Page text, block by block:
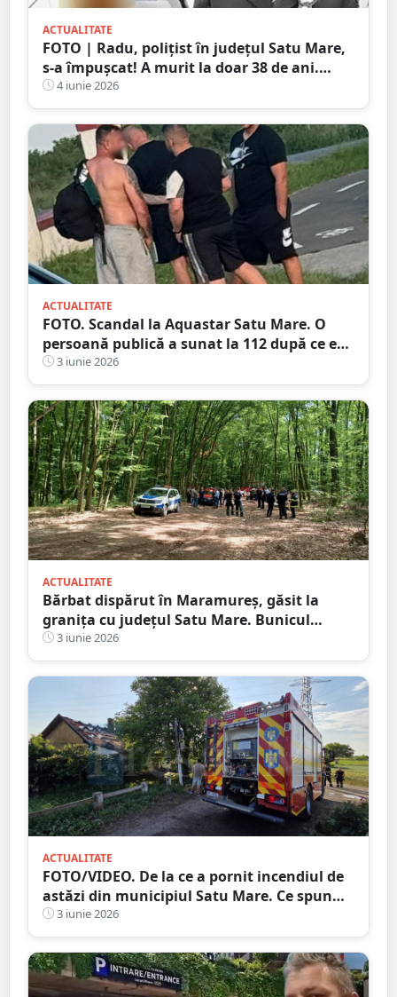
ACTUALITATE
FOTO | Radu, polițist în județul Satu Mare,
s-a împușcat! A murit la doar 38 de ani.
Avea doi copii
4 iunie 2026
ACTUALITATE
FOTO. Scandal la Aquastar Satu Mare. O
persoană publică a sunat la 112 după ce era
să fie bătut de patru indivizi
3 iunie 2026
ACTUALITATE
Bărbat dispărut în Maramureș, găsit la
granița cu județul Satu Mare. Bunicul
plecase la căutat de ciuperci
3 iunie 2026
ACTUALITATE
FOTO/VIDEO. De la ce a pornit incendiul de
astăzi din municipiul Satu Mare. Ce spun
pompierii
3 iunie 2026